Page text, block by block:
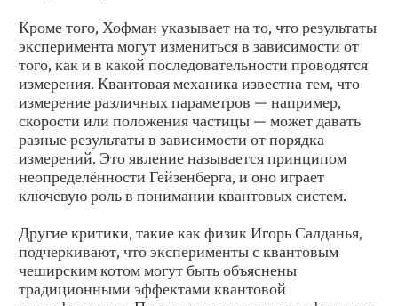
Кроме того, Хофман указывает на то, что результаты
эксперимента могут измениться в зависимости от
того, как и в какой последовательности проводятся
измерения. Квантовая механика известна тем, что
измерение различных параметров — например,
скорости или положения частицы — может давать
разные результаты в зависимости от порядка
измерений. Это явление называется принципом
неопределённости Гейзенберга, и оно играет
ключевую роль в понимании квантовых систем.
Другие критики, такие как физик Игорь Салданья,
подчеркивают, что эксперименты с квантовым
чеширским котом могут быть объяснены
традиционными эффектами квантовой